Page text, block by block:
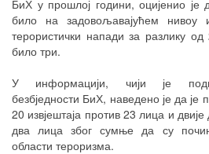
БиХ у прошлој години, оцијенио је
било на задовољавајућем
терористички напади за разлику
било три.
У информацији, чији је
безбједности БиХ, наведено је да
20 извјештаја против 23 лица и
два лица због сумње да су
области тероризма.